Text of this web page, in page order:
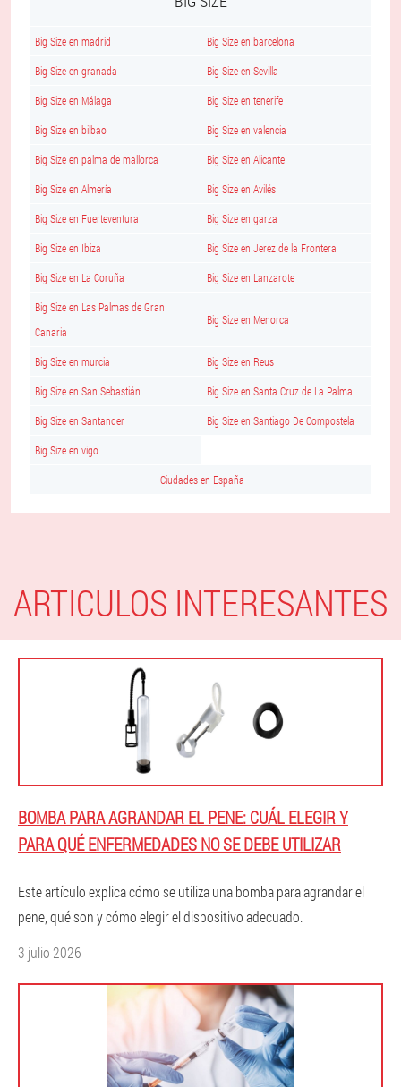
Big Size en madrid Big Size en barcelona
Big Size en granada Big Size en Sevilla
Big Size en Málaga Big Size en tenerife
Big Size en bilbao Big Size en valencia
Big Size en palma de mallorca Big Size en Alicante
Big Size en Almería Big Size en Avilés
Big Size en Fuerteventura Big Size en garza
Big Size en Ibiza Big Size en Jerez de la Frontera
Big Size en La Coruña Big Size en Lanzarote
Big Size en Las Palmas de Gran
Canaria
Big Size en Menorca
Big Size en murcia Big Size en Reus
Big Size en San Sebastián Big Size en Santa Cruz de La Palma
Big Size en Santander Big Size en Santiago De Compostela
Big Size en vigo
Ciudades en España
ARTICULOS INTERESANTES
BOMBA PARA AGRANDAR EL PENE: CUÁL ELEGIR Y
PARA QUÉ ENFERMEDADES NO SE DEBE UTILIZAR
Este artículo explica cómo se utiliza una bomba para agrandar el
pene, qué son y cómo elegir el dispositivo adecuado.
3 julio 2026